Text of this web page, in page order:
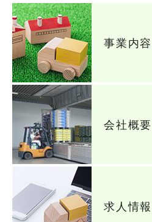
事業内容
会社概要
求人情報